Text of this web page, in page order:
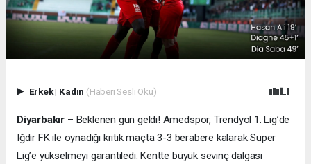
Erkek| Kadın (Haberi Sesli Oku)
Diyarbakır – Beklenen gün geldi! Amedspor, Trendyol 1. Lig’de
Iğdır FK ile oynadığı kritik maçta 3-3 berabere kalarak Süper
Lig’e yükselmeyi garantiledi. Kentte büyük sevinç dalgası